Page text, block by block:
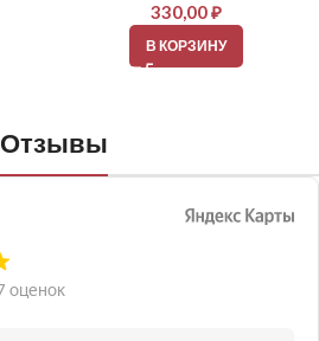
330,00₽
В КОРЗИНУ
Отзывы